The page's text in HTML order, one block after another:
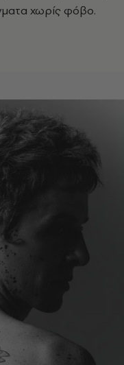
χωρίς φόβο.